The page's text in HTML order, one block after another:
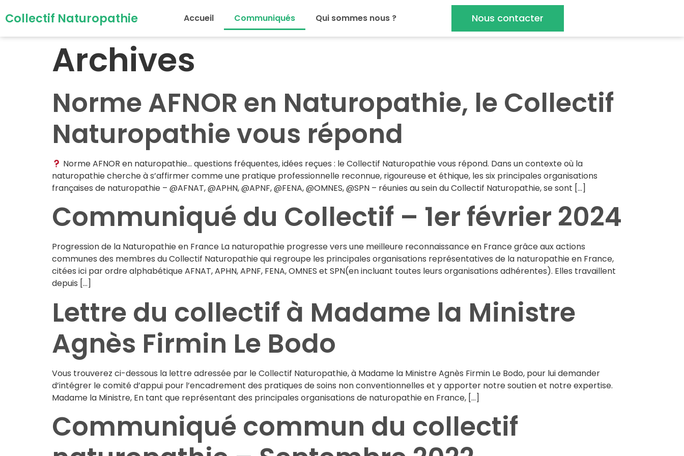
Collectif Naturopathie Accueil Communiqués Qui sommes nous ? Nous contacter
Archives
Norme AFNOR en Naturopathie, le Collectif
Naturopathie vous répond
Norme AFNOR en naturopathie… questions fréquentes, idées reçues : le Collectif Naturopathie vous répond. Dans un contexte où la
naturopathie cherche à s’affirmer comme une pratique professionnelle reconnue, rigoureuse et éthique, les six principales organisations
françaises de naturopathie – @AFNAT, @APHN, @APNF, @FENA, @OMNES, @SPN – réunies au sein du Collectif Naturopathie, se sont […]
Communiqué du Collectif – 1er février 2024
Progression de la Naturopathie en France La naturopathie progresse vers une meilleure reconnaissance en France grâce aux actions
communes des membres du Collectif Naturopathie qui regroupe les principales organisations représentatives de la naturopathie en France,
citées ici par ordre alphabétique AFNAT, APHN, APNF, FENA, OMNES et SPN(en incluant toutes leurs organisations adhérentes). Elles travaillent
depuis […]
Lettre du collectif à Madame la Ministre
Agnès Firmin Le Bodo
Vous trouverez ci-dessous la lettre adressée par le Collectif Naturopathie, à Madame la Ministre Agnès Firmin Le Bodo, pour lui demander
d’intégrer le comité d’appui pour l’encadrement des pratiques de soins non conventionnelles et y apporter notre soutien et notre expertise.
Madame la Ministre, En tant que représentant des principales organisations de naturopathie en France, […]
Communiqué commun du collectif